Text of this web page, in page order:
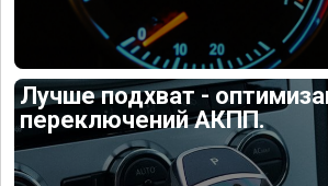
Лучше подхват -
переключений АКПП.